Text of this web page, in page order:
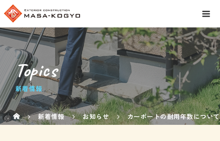
Topics
新着情報
新着情報 お知らせ カーポートの耐用年数につい